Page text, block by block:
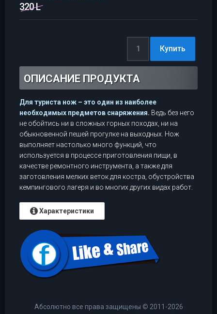
320 L
ОПИСАНИЕ ПРОДУКТА
Для туриста нож – это один из наиболее
необходимых предметов снаряжения. Ведь без него
не обойтись ни в сложных горных походах, ни на
обыкновенной пешей прогулке на выходных. Нож
выполняет настолько много функций, что
используется в процессе приготовления пищи, в
качестве ремонтного инструмента, а также для
заготовления мелких веток для костра, обустройства
кемпингового лагеря и во многих других видах работ.
Характеристики
Абсолютно все права защищены © 2011-2026